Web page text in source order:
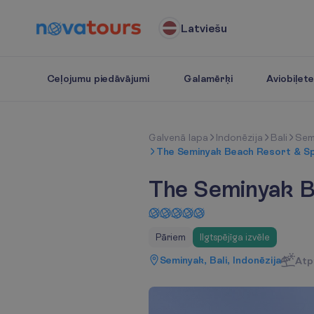
Latviešu
Ceļojumu piedāvājumi Galamērķi
Galvenā lapa Indonēzija Bali
The Seminyak Beach Resort &
The Seminyak
Pāriem Ilgtspējīga izvēle
Seminyak, Bali, Indonēzija